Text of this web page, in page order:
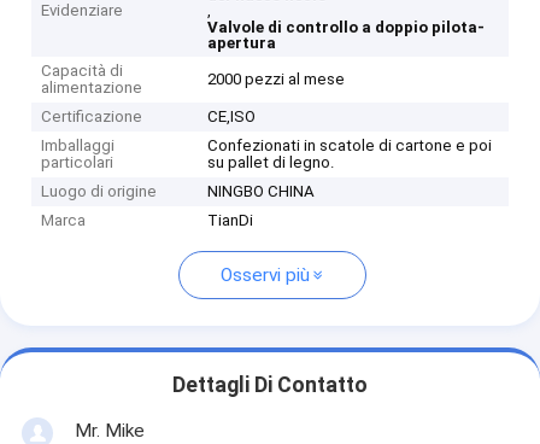
Evidenziare
,
Valvole di controllo a doppio pilota-
apertura
Capacità di
alimentazione
2000 pezzi al mese
Certificazione
CE,ISO
Imballaggi
particolari
Confezionati in scatole di cartone e poi
su pallet di legno.
Luogo di origine
NINGBO CHINA
Marca
TianDi
Osservi più
Dettagli Di Contatto
Mr. Mike